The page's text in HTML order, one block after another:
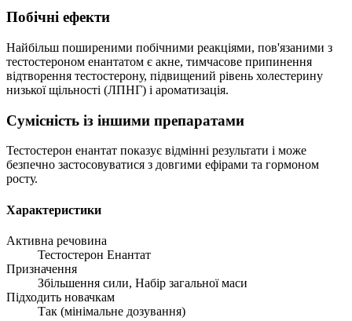
Побічні ефекти
Найбільш поширеними побічними реакціями, пов'язаними з
тестостероном енантатом є акне, тимчасове припинення
відтворення тестостерону, підвищений рівень холестерину
низької щільності (ЛПНГ) і ароматизація.
Сумісність із іншими препаратами
Тестостерон енантат показує відмінні результати і може
безпечно застосовуватися з довгими ефірами та гормоном
росту.
Характеристики
Активна речовина
Тестостерон Eнантат
Призначення
Збільшення сили, Набір загальної маси
Підходить новачкам
Так (мінімальне дозування)